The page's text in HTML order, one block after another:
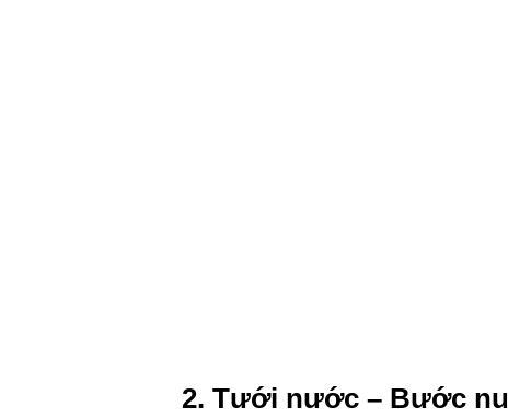
2. Tưới nước – Bước